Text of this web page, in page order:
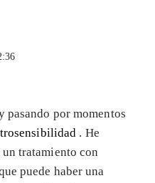
pasando por momentos
. He
tratamiento con
puede haber una